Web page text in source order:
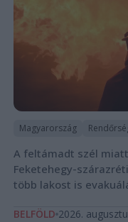
Magyarország
A feltámadt szél
Feketehegy-
több lakost is
BELFÖLD 2026.